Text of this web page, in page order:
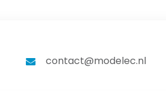
contact@modelec.nl